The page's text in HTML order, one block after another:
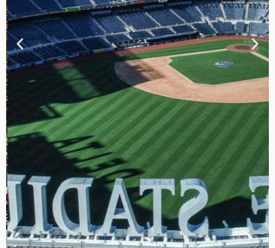
TOUR DE
CONTRASTES